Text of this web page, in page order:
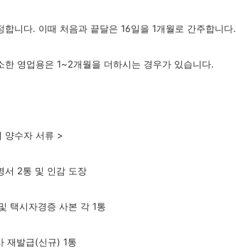
합니다. 이때 처음과 끝달은 16일을 1개월로 간주합니다.
한 영업용은 1~2개월을 더하시는 경우가 있습니다.
양수자 서류 >
서 2통 및 인감 도장
택시자경증 사본 각 1통
재발급(신규) 1통